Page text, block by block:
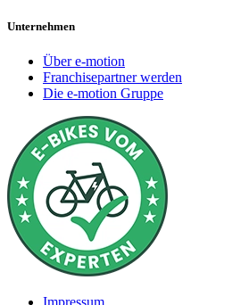
Unternehmen
Über e-motion
Franchisepartner werden
Die e-motion Gruppe
Impressum